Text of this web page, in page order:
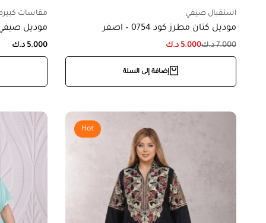
استقبال صيفي
موديل كتان مطرز كود 0754 – اصفر
7.000 د.ك5.000 د.ك
إضافة إلى السلة
مقاسات
موديل صيفي كود
5.000 د.ك
Hot